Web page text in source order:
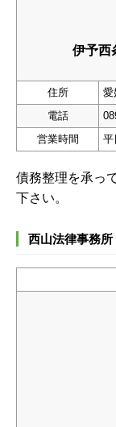
伊予西
住所
愛
電話
営業時間
平
債務整理を承っ
下さい。
西山法律事務所